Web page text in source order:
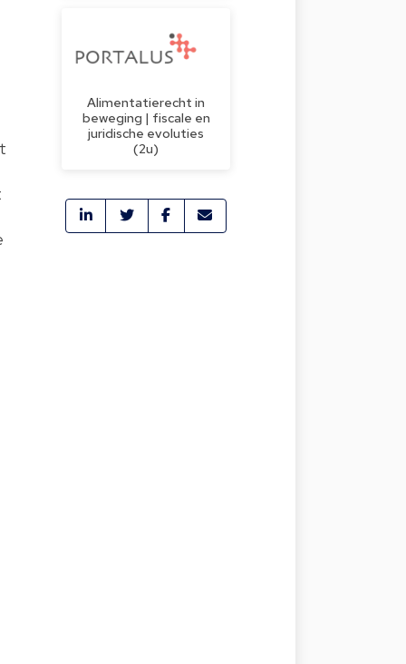
Alimentatierecht in
beweging | fiscale en
juridische evoluties
(2u)